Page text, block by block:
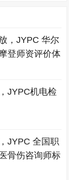
，JYPC 华尔
登师资评价体
JYPC机电检
JYPC 全国职
骨伤咨询师标